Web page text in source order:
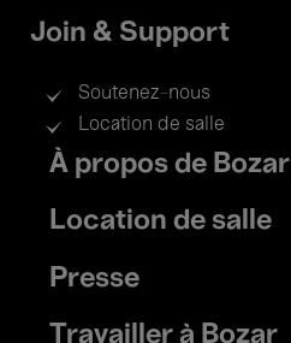
Join & Support
Soutenez-nous
Location de salle
Footer
menu
À propos de Bozar
Location de salle
Presse
Travailler à Bozar